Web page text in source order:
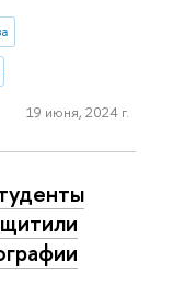
19 июня, 2024 г.